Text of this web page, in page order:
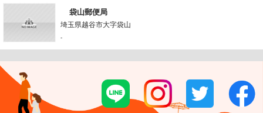
袋山郵便局
埼玉県越谷市大字袋山
-